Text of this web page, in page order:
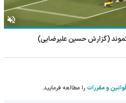
(گزارش حسین علیرضایی)
و مقررات را مطالعه فرمایید.